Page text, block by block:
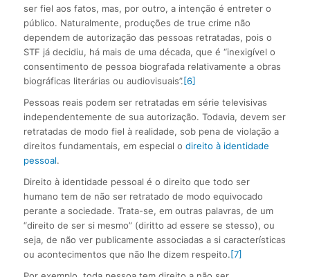
ser fiel aos fatos, mas, por outro, a intenção é entreter o
público. Naturalmente, produções de true crime não
dependem de autorização das pessoas retratadas, pois o
STF já decidiu, há mais de uma década, que é “inexigível o
consentimento de pessoa biografada relativamente a obras
biográficas literárias ou audiovisuais”.[6]
Pessoas reais podem ser retratadas em série televisivas
independentemente de sua autorização. Todavia, devem ser
retratadas de modo fiel à realidade, sob pena de violação a
direitos fundamentais, em especial o direito à identidade
pessoal.
Direito à identidade pessoal é o direito que todo ser
humano tem de não ser retratado de modo equivocado
perante a sociedade. Trata-se, em outras palavras, de um
“direito de ser si mesmo” (diritto ad essere se stesso), ou
seja, de não ver publicamente associadas a si características
ou acontecimentos que não lhe dizem respeito.[7]